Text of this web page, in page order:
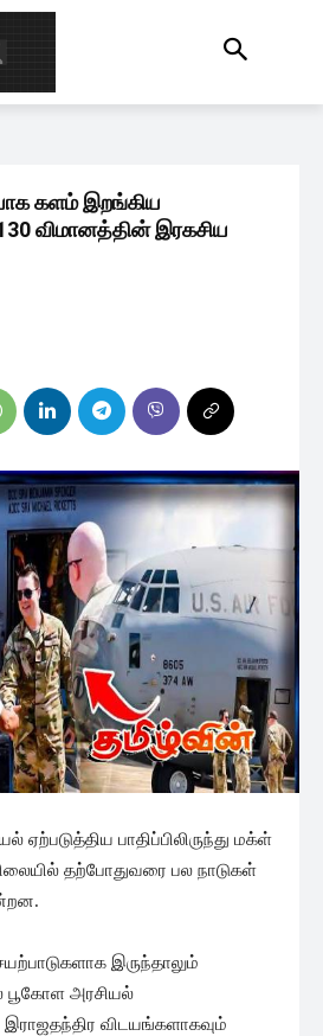
களம் இறங்கிய
விமானத்தின் இரகசிய
ஏற்படுத்திய பாதிப்பிலிருந்து மக்ள்
தற்போதுவரை பல நாடுகள்
இருந்தாலும்
அரசியல்
இராஜதந்திர விடயங்களாகவும்